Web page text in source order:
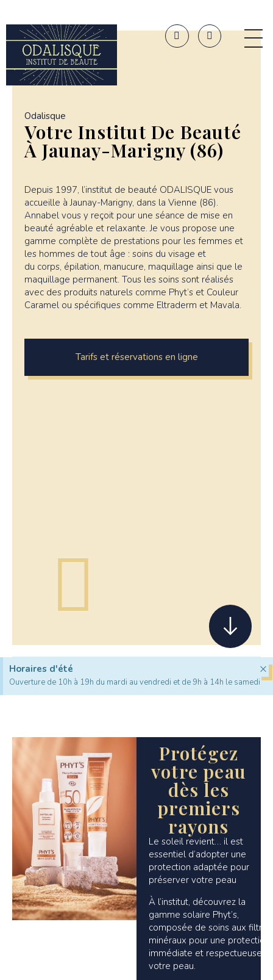
Odalisque
Votre Institut De Beauté
À Jaunay-Marigny (86)
Depuis 1997, l’institut de beauté ODALISQUE vous
accueille à Jaunay-Marigny, dans la Vienne (86).
Annabel vous y reçoit pour une séance de mise en
beauté agréable et relaxante. Je vous propose une
gamme complète de prestations pour les femmes et
les hommes de tout âge : soins du visage et
du corps, épilation, manucure, maquillage ainsi que le
maquillage permanent. Tous les soins sont réalisés
avec des produits naturels comme Phyt’s et Couleur
Caramel ou spécifiques comme Eltraderm et Mavala.
Tarifs et réservations en ligne
Horaires d'été
Ouverture de 10h à 19h du mardi au vendredi et de 9h à 14h le samedi
×
Protégez
votre peau
dès les
premiers
rayons
Le soleil revient… il est
essentiel d’adopter une
protection adaptée pour
préserver votre peau
À l’institut, découvrez la
gamme solaire Phyt’s,
composée de soins aux filtres
minéraux pour une protection
immédiate et respectueuse
votre peau.